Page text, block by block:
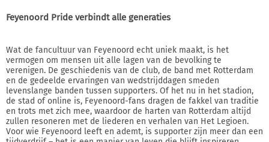
Feyenoord Pride verbindt alle generaties
Wat de fancultuur van Feyenoord echt uniek maakt, is het
vermogen om mensen uit alle lagen van de bevolking te
verenigen. De geschiedenis van de club, de band met Rotterdam
en de gedeelde ervaringen van wedstrijddagen smeden
levenslange banden tussen supporters. Of het nu in het stadion,
de stad of online is, Feyenoord-fans dragen de fakkel van traditie
en trots met zich mee, waardoor de harten van Rotterdam altijd
zullen resoneren met de liederen en verhalen van Het Legioen.
Voor wie Feyenoord leeft en ademt, is supporter zijn meer dan een